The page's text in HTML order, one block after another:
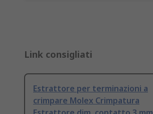
Link consigliati
Estrattore per terminazioni a
crimpare Molex Crimpatura